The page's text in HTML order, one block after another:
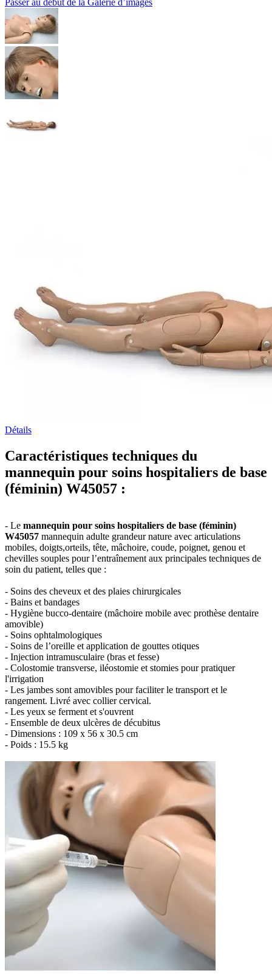
Passer au début de la Galerie d’images
Détails
Caractéristiques techniques du
mannequin pour soins hospitaliers de base
(féminin) W45057 :
- Le mannequin pour soins hospitaliers de base (féminin)
W45057 mannequin adulte grandeur nature avec articulations
mobiles, doigts,orteils, tête, mâchoire, coude, poignet, genou et
chevilles souples pour l’entraînement aux principales techniques de
soin du patient, telles que :
- Soins des cheveux et des plaies chirurgicales
- Bains et bandages
- Hygiène bucco-dentaire (mâchoire mobile avec prothèse dentaire
amovible)
- Soins ophtalmologiques
- Soins de l’oreille et application de gouttes otiques
- Injection intramusculaire (bras et fesse)
- Colostomie transverse, iléostomie et stomies pour pratiquer
l'irrigation
- Les jambes sont amovibles pour faciliter le transport et le
rangement. Livré avec collier cervical.
- Les yeux se ferment et s'ouvrent
- Ensemble de deux ulcères de décubitus
- Dimensions : 109 x 56 x 30.5 cm
- Poids : 15.5 kg